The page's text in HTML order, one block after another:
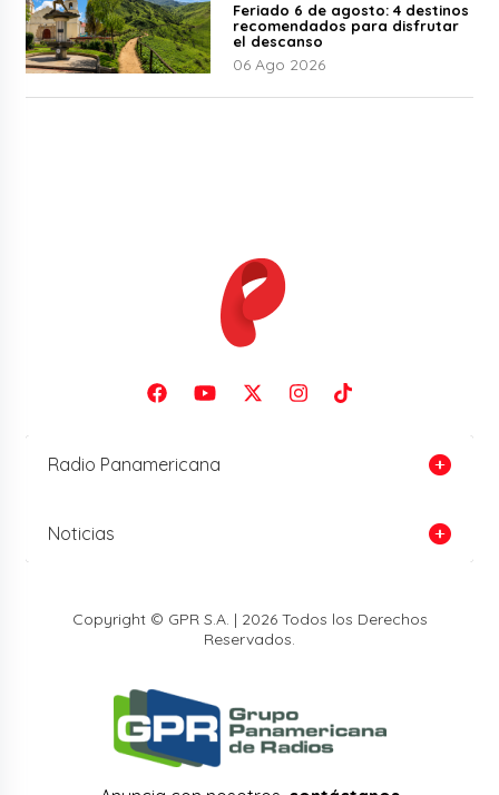
Feriado 6 de agosto: 4 destinos
recomendados para disfrutar
el descanso
06 Ago 2026
Radio Panamericana
Noticias
Copyright © GPR S.A. | 2026 Todos los Derechos
Reservados.